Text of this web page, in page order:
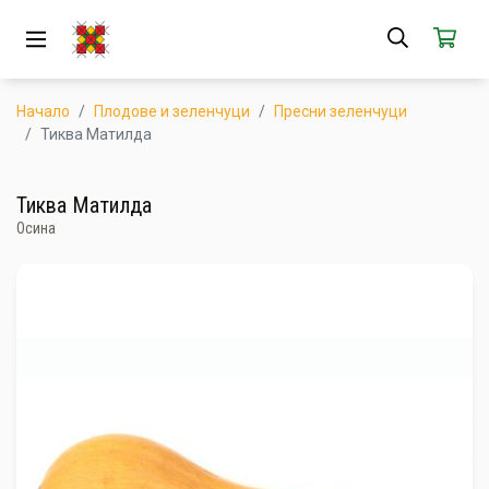
АБОНАМЕНТ
НОВИ ПРОДУКТИ
ГОТОВИ ЗА ХАПВАНЕ
Начало Плодове и зеленчуци
Пресни зеленчуци
Тиква Матилда
Тиква Матилда
Осина